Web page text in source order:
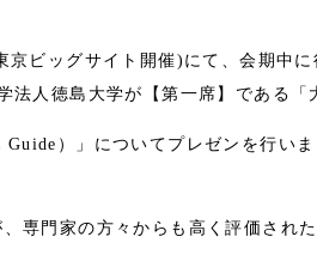
ビッグサイト開催)にて、会期中
人徳島大学が【第一席】である「
）」についてプレゼンを行いま
専門家の方々からも高く評価され